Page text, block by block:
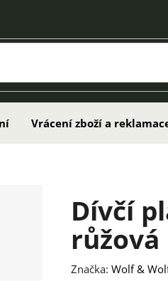
Vrácení zboží a
Dívčí
růžová
Značka: Wolf &